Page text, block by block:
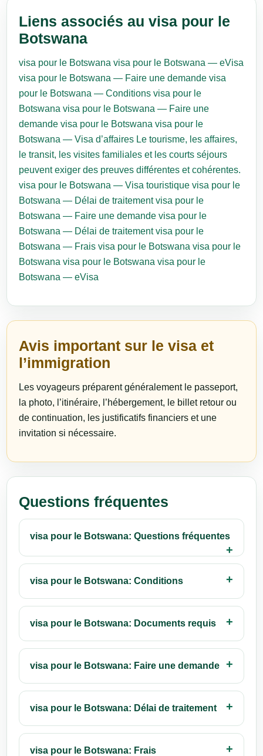
Liens associés au visa pour le
Botswana
visa pour le Botswana visa pour le Botswana — eVisa
visa pour le Botswana — Faire une demande visa
pour le Botswana — Conditions visa pour le
Botswana visa pour le Botswana — Faire une
demande visa pour le Botswana visa pour le
Botswana — Visa d’affaires Le tourisme, les affaires,
le transit, les visites familiales et les courts séjours
peuvent exiger des preuves différentes et cohérentes.
visa pour le Botswana — Visa touristique visa pour le
Botswana — Délai de traitement visa pour le
Botswana — Faire une demande visa pour le
Botswana — Délai de traitement visa pour le
Botswana — Frais visa pour le Botswana visa pour le
Botswana visa pour le Botswana visa pour le
Botswana — eVisa
Avis important sur le visa et
l’immigration
Les voyageurs préparent généralement le passeport,
la photo, l’itinéraire, l’hébergement, le billet retour ou
de continuation, les justificatifs financiers et une
invitation si nécessaire.
Questions fréquentes
visa pour le Botswana: Questions fréquentes
visa pour le Botswana: Conditions
visa pour le Botswana: Documents requis
visa pour le Botswana: Faire une demande
visa pour le Botswana: Délai de traitement
visa pour le Botswana: Frais